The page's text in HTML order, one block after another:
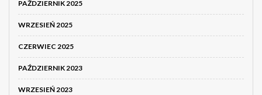
PAŹDZIERNIK 2025
WRZESIEŃ 2025
CZERWIEC 2025
PAŹDZIERNIK 2023
WRZESIEŃ 2023